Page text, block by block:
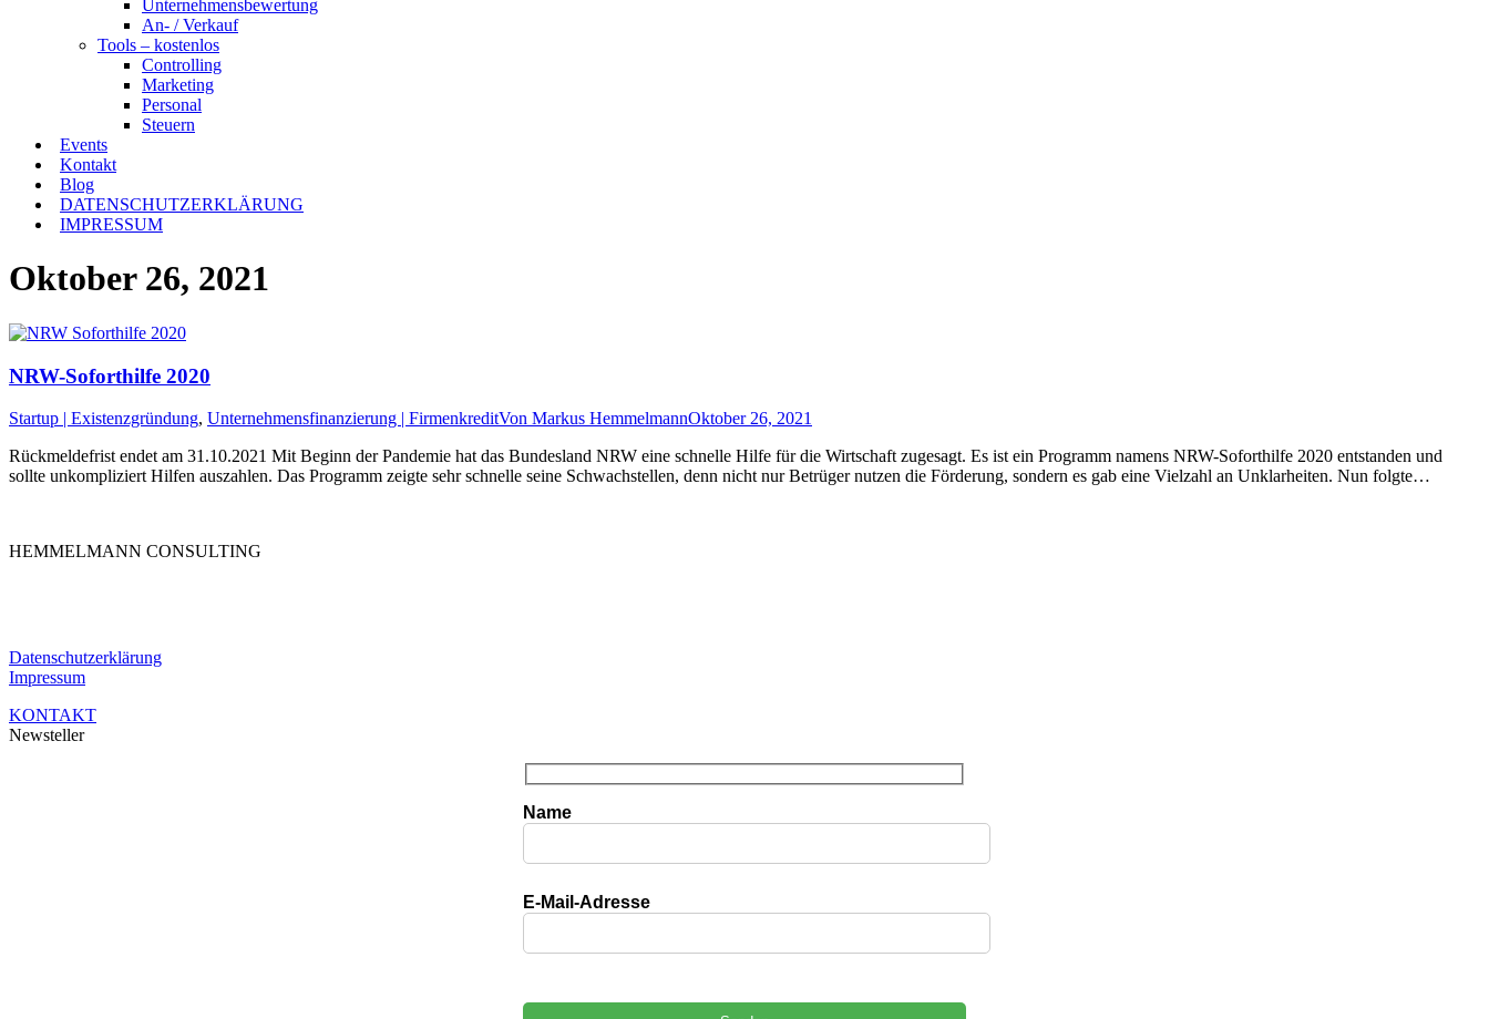
Unternehmensbewertung
An- / Verkauf
Tools – kostenlos
Controlling
Marketing
Personal
Steuern
Events
Kontakt
Blog
DATENSCHUTZERKLÄRUNG
IMPRESSUM
Oktober 26, 2021
NRW-Soforthilfe 2020
Startup | Existenzgründung, Unternehmensfinanzierung | FirmenkreditVon Markus HemmelmannOktober 26, 2021
Rückmeldefrist endet am 31.10.2021 Mit Beginn der Pandemie hat das Bundesland NRW eine schnelle Hilfe für die Wirtschaft zugesagt. Es ist ein Programm namens NRW-Soforthilfe 2020 entstanden und
sollte unkompliziert Hilfen auszahlen. Das Programm zeigte sehr schnelle seine Schwachstellen, denn nicht nur Betrüger nutzen die Förderung, sondern es gab eine Vielzahl an Unklarheiten. Nun folgte…
HEMMELMANN CONSULTING
Datenschutzerklärung
Impressum
KONTAKT
Newsteller
Name
E-Mail-Adresse